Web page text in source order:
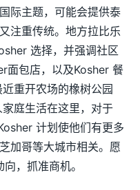
际主题，可能会提供泰
注重传统。地方拉比乐
选择，并强调社区
面包店，以及Kosher 餐
重开农场的橡树公园
庭生活在这里，对于
计划使他们有更多
加哥等大城市相关。愿
，抓准商机。